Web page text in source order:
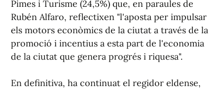
Pimes i Turisme (24,5%) que, en paraules de
Rubén Alfaro, reflectixen "l'aposta per impulsar
els motors econòmics de la ciutat a través de la
promoció i incentius a esta part de l'economia
de la ciutat que genera progrés i riquesa".
En definitiva, ha continuat el regidor eldense,